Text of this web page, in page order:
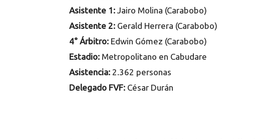
Asistente 1: Jairo Molina (Carabobo)
Asistente 2: Gerald Herrera (Carabobo)
4° Árbitro: Edwin Gómez (Carabobo)
Estadio: Metropolitano en Cabudare
Asistencia: 2.362 personas
Delegado FVF: César Durán